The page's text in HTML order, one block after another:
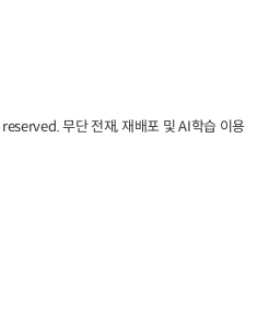
무단 전재, 재배포 및 AI학습 이용